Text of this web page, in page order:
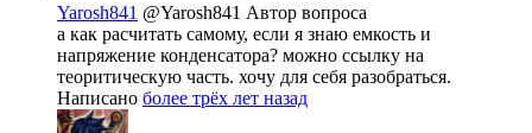
Yarosh841 @Yarosh841 Автор вопроса
а как расчитать самому, если я знаю емкость и
напряжение конденсатора? можно ссылку на
теоритическую часть. хочу для себя разобраться.
Написано более трёх лет назад